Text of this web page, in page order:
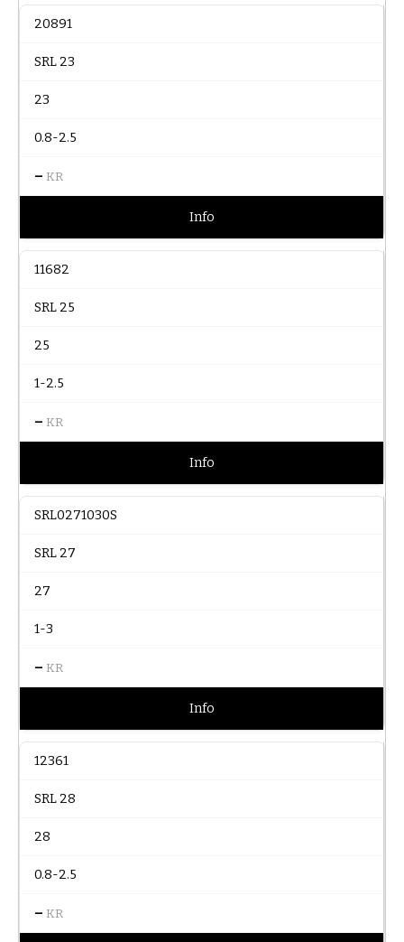
20891
SRL 23
23
0.8-2.5
– KR
Info
11682
SRL 25
25
1-2.5
– KR
Info
SRL0271030S
SRL 27
27
1-3
– KR
Info
12361
SRL 28
28
0.8-2.5
– KR